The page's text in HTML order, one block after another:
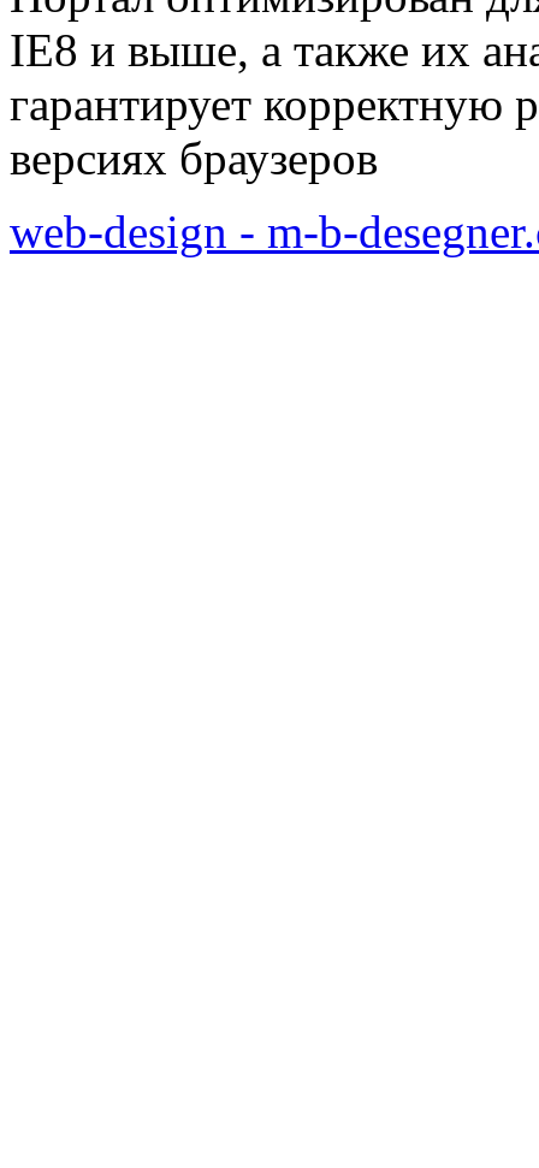
IE8 и выше, а также их
гарантирует корректную
версиях браузеров
web-design - m-b-